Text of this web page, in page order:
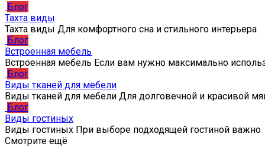
Блог
Тахта виды
Тахта виды Для комфортного сна и стильного интерьера
Блог
Встроенная мебель
Встроенная мебель Если вам нужно максимально
Блог
Виды тканей для мебели
Виды тканей для мебели Для долговечной и красивой
Блог
Виды гостиных
Виды гостиных При выборе подходящей гостиной важно
Смотрите ещё